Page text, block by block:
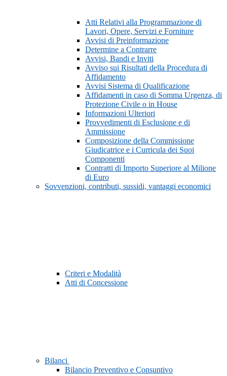
Atti Relativi alla Programmazione di
Lavori, Opere, Servizi e Forniture
Avvisi di Preinformazione
Determine a Contrarre
Avvisi, Bandi e Inviti
Avviso sui Risultati della Procedura di
Affidamento
Avvisi Sistema di Qualificazione
Affidamenti in caso di Somma Urgenza, di
Protezione Civile o in House
Informazioni Ulteriori
Provvedimenti di Esclusione e di
Ammissione
Composizione della Commissione
Giudicatrice e i Curricula dei Suoi
Componenti
Contratti di Importo Superiore al Milione
di Euro
Sovvenzioni, contributi, sussidi, vantaggi economici
Criteri e Modalità
Atti di Concessione
Bilanci
Bilancio Preventivo e Consuntivo